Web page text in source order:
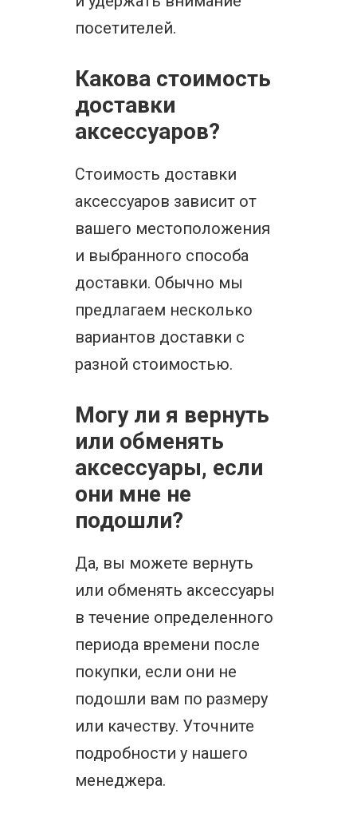
посетителей.
Какова стоимость
доставки
аксессуаров?
Стоимость доставки
аксессуаров зависит от
вашего местоположения
и выбранного способа
доставки. Обычно мы
предлагаем несколько
вариантов доставки с
разной стоимостью.
Могу ли я вернуть
или обменять
аксессуары, если
они мне не
подошли?
Да, вы можете вернуть
или обменять аксессуары
в течение определенного
периода времени после
покупки, если они не
подошли вам по размеру
или качеству. Уточните
подробности у нашего
менеджера.